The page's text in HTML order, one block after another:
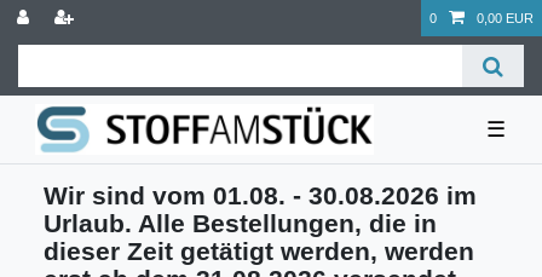
0 0,00 EUR
☰
Wir sind vom 01.08. - 30.08.2026 im
Urlaub. Alle Bestellungen, die in
dieser Zeit getätigt werden, werden